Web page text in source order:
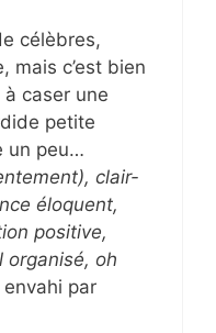
célèbres,
mais c’est bien
à caser une
petite
un peu…
clair-
éloquent,
positive,
organisé, oh
par